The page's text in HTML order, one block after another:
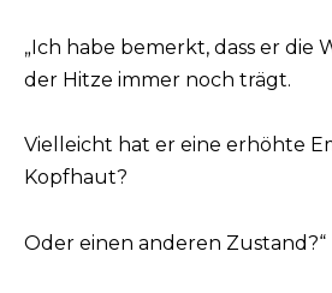
„Ich habe bemerkt, dass er
der Hitze immer noch trägt.
Vielleicht hat er eine erhöhte
Kopfhaut?
Oder einen anderen Zustand?“